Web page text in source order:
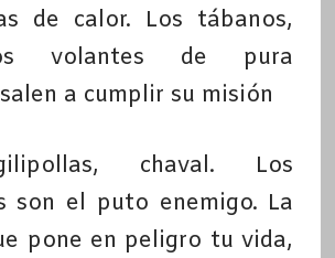
de calor. Los tábanos,
volantes de pura
a cumplir su misión
chaval. Los
son el puto enemigo. La
pone en peligro tu vida,